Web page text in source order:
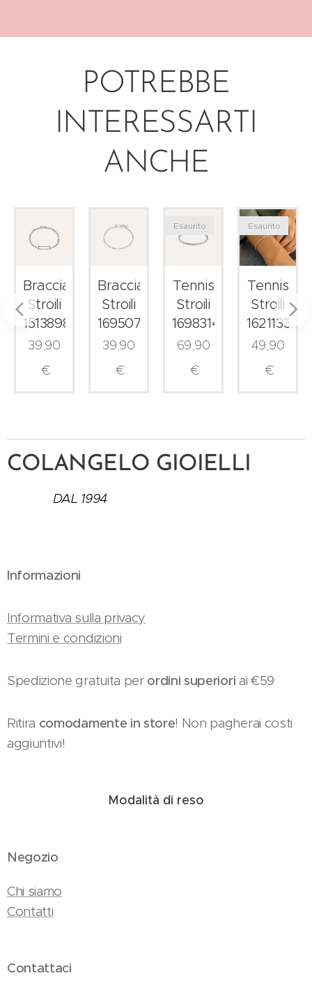
POTREBBE
INTERESSARTI
ANCHE
Bracciale
Stroili
1513898
39,90
€
Bracciale
Stroili
1695075
39,90
€
Tennis
Stroili
1698314
Esaurito
69,90
€
Tennis
Stroili
1621133
Esaurito
49,90
€
COLANGELO GIOIELLI
DAL 1994
Informazioni
Informativa sulla privacy
Termini e condizioni
Spedizione gratuita perordini superiori ai €59
Ritira comodamente in store! Non pagherai costi
aggiuntivi!
Modalità di reso
Negozio
Chi siamo
Contatti
Contattaci